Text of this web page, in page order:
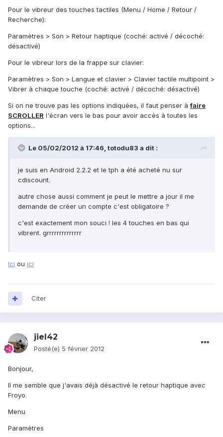
Pour le vibreur des touches tactiles (Menu / Home / Retour /
Recherche):
Paramètres > Son > Retour haptique (coché: activé / décoché:
désactivé)
Pour le vibreur lors de la frappe sur clavier:
Paramètres > Son > Langue et clavier > Clavier tactile multipoint >
Vibrer à chaque touche (coché: activé / décoché: désactivé)
Si on ne trouve pas les options indiquées, il faut penser àfaire
SCROLLER l'écran vers le bas pour avoir accès à toutes les
options...
Le 05/02/2012 à 17:46, totodu83 a dit :
je suis en Android 2.2.2 et le tph a été acheté nu sur
cdiscount.
autre chose aussi comment je peut le mettre a jour il me
demande de créer un compte c'est obligatoire ?
c'est exactement mon souci ! les 4 touches en bas qui
vibrent. grrrrrrrrrrrrrr
Ici ou ici
Citer
jiel42
Posté(e) 5 février 2012
Bonjour,
Il me semble que j'avais déjà désactivé le retour haptique avec
Froyo.
Menu
Paramètres